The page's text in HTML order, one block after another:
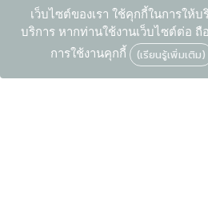
เว็บไซต์ของเรา ใช้คุกกี้ในการให้
บริการ หากท่านใช้งานเว็บไซต์ต่อ
การใช้งานคุกกี้ (เรียนรู้เพิ่มเติม)